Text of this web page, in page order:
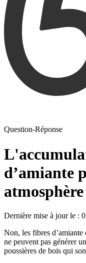
Question-Réponse
d’amiante
Dernière mise à jour le :
Non, les fibres
ne peuvent pas générer
poussières de bois qui